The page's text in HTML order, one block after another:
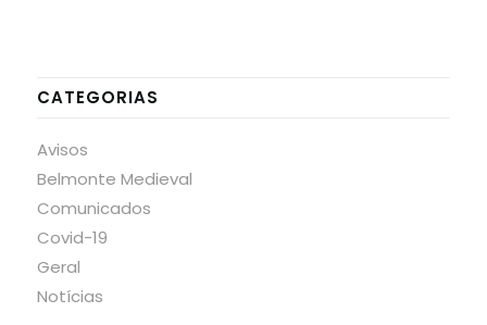
CATEGORIAS
Avisos
Belmonte Medieval
Comunicados
Covid-19
Geral
Notícias